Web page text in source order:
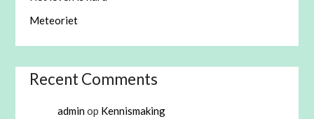
Meteoriet
Recent Comments
adminop Kennismaking